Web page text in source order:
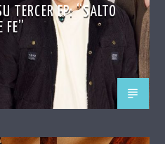
TERCER EP: “SALTO
FE”